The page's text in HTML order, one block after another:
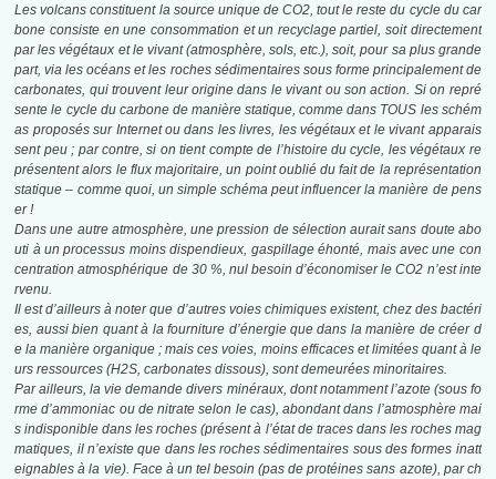
Les volcans constituent la source unique de CO2, tout le reste du cycle du car
bone consiste en une consommation et un recyclage partiel, soit directement
par les végétaux et le vivant (atmosphère, sols, etc.), soit, pour sa plus grande
part, via les océanset les roches sédimentaires sous forme principalement de
carbonates, qui trouvent leur origine dans le vivant ou son action. Si on repré
sente le cycle du carbone de manière statique, comme dans TOUS les schém
as proposés sur Internet ou dans leslivres, les végétaux et le vivant apparais
sent peu ; par contre, si on tient compte de l’histoire du cycle, les végétaux re
présentent alors le flux majoritaire, un point oublié du fait de la représentation
statique – comme quoi, un simple schéma peut influencerla manière de pens
er !
Dans une autre atmosphère, une pression de sélection aurait sans doute abo
uti à un processus moins dispendieux, gaspillage éhonté, mais avec une con
centration atmosphérique de 30 %, nul besoin d’économiser le CO2 n’est inte
rvenu.
Il est d’ailleurs à noter que d’autres voies chimiques existent, chez des bactéri
es, aussibien quant à la fourniture d’énergie que dans la manière de créer d
e la manière organique ; mais ces voies, moins efficaces et limitées quant à le
urs ressources (H2S, carbonates dissous), sont demeurées minoritaires.
Par ailleurs, la vie demande divers minéraux, dont notamment l’azote (sous fo
rme d’ammoniac ou de nitrate selon le cas), abondant dans l’atmosphère mai
s indisponible dans les roches (présent à l’état de traces dans les roches mag
matiques, il n’existe que dans les roches sédimentaires sous des formes inatt
eignables à la vie). Face à un tel besoin (pas de protéines sans azote), par ch